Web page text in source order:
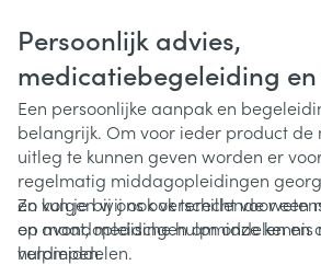
Persoonlijk advies,
medicatiebegeleiding
Een persoonlijke aanpak en
belangrijk. Om voor ieder product de
uitleg te kunnen geven worden er
regelmatig middagopleidingen
en volgen wij ook verschillende
en avondopleidingen om onze kennis
verdiepen.
Zo kun je bij ons ook terecht voor een
op maat, medische hulpmiddelen en
hulpmiddelen.